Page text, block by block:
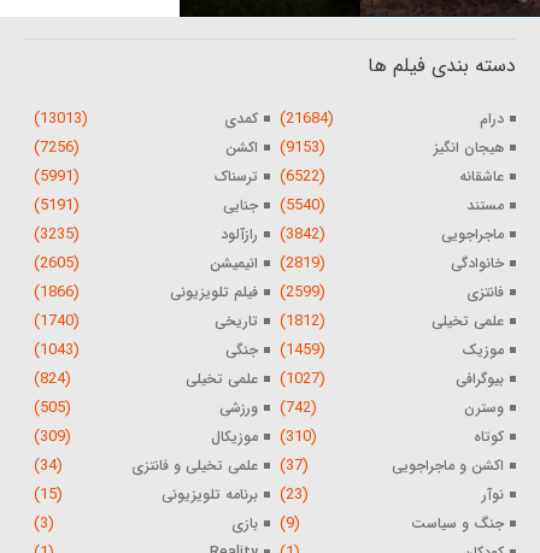
دسته بندی فیلم ها
درام (21684) کمدی (13013)
هیجان انگیز (9153) اکشن (7256)
عاشقانه (6522) ترسناک (5991)
مستند (5540) جنایی (5191)
ماجراجویی (3842) رازآلود (3235)
خانوادگی (2819) انیمیشن (2605)
فانتزی (2599) فیلم تلویزیونی (1866)
علمی تخیلی (1812) تاریخی (1740)
موزیک (1459) جنگی (1043)
بیوگرافی (1027) علمی تخیلی (824)
وسترن (742) ورزشی (505)
کوتاه (310) موزیکال (309)
اکشن و ماجراجویی (37) علمی تخیلی و فانتزی (34)
نوآر (23) برنامه تلویزیونی (15)
جنگ و سیاست (9) بازی (3)